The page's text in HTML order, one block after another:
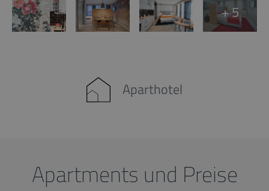
+ 5
Aparthotel
Apartments und Preise